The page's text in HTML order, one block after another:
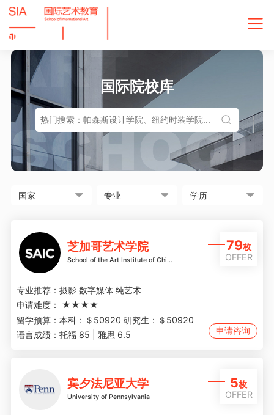
国际院校库
芝加哥艺术学院
School of the Art Institute of Chicago
79枚
OFFER
专业推荐： 摄影 数字媒体 纯艺术
申请难度：
★★★★
留学预算： 本科：＄50920 研究生：＄50920
语言成绩： 托福 85 | 雅思 6.5 申请咨询
宾夕法尼亚大学
University of Pennsylvania
5枚
OFFER